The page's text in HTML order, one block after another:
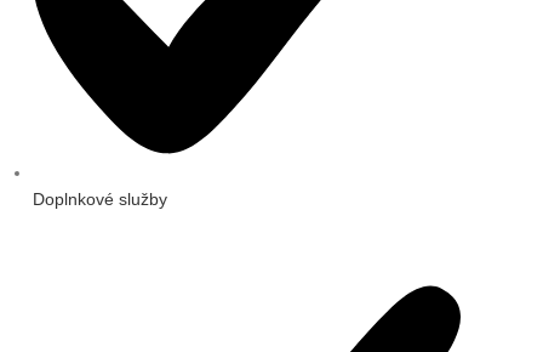
Doplnkové služby